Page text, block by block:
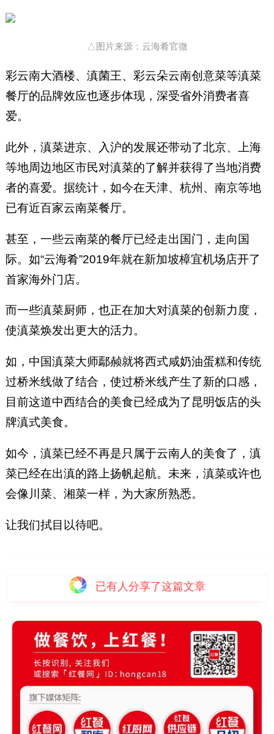
△图片来源：云海肴官微
彩云南大酒楼、滇菌王、彩云朵云南创意菜等滇菜
餐厅的品牌效应也逐步体现，深受省外消费者喜
爱。
此外，滇菜进京、入沪的发展还带动了北京、上海
等地周边地区市民对滇菜的了解并获得了当地消费
者的喜爱。据统计，如今在天津、杭州、南京等地
已有近百家云南菜餐厅。
甚至，一些云南菜的餐厅已经走出国门，走向国
际。如“云海肴”2019年就在新加坡樟宜机场店开了
首家海外门店。
而一些滇菜厨师，也正在加大对滇菜的创新力度，
使滇菜焕发出更大的活力。
如，中国滇菜大师鄢赪就将西式咸奶油蛋糕和传统
过桥米线做了结合，使过桥米线产生了新的口感，
目前这道中西结合的美食已经成为了昆明饭店的头
牌滇式美食。
如今，滇菜已经不再是只属于云南人的美食了，滇
菜已经在出滇的路上扬帆起航。未来，滇菜或许也
会像川菜、湘菜一样，为大家所熟悉。
让我们拭目以待吧。
已有 人分享了这篇文章